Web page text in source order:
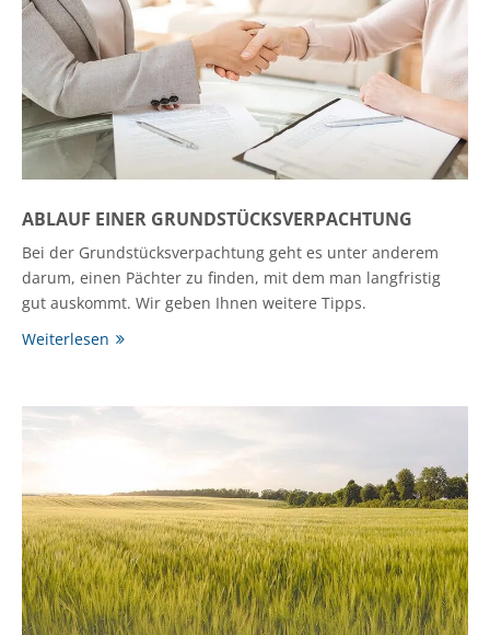
ABLAUF EINER GRUNDSTÜCKSVERPACHTUNG
Bei der Grundstücksverpachtung geht es unter anderem
darum, einen Pächter zu finden, mit dem man langfristig
gut auskommt. Wir geben Ihnen weitere Tipps.
Weiterlesen